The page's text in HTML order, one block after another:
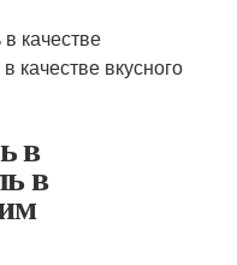
качестве
качестве вкусного
в
в